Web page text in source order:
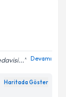
Devamı
Haritada Göster